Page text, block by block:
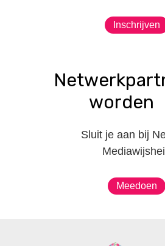
Inschrijven
worden
Sluit je aan bij
Meedoen